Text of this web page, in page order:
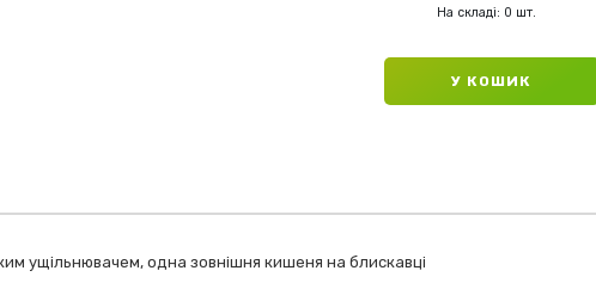
На складі: 0 шт.
У КОШИК
ущільнювачем, одна зовнішня кишеня на блискавці